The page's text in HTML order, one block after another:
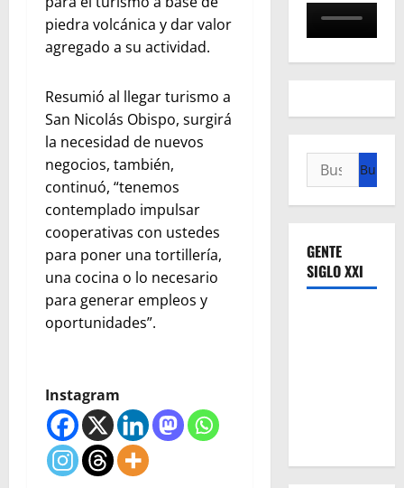
piedra volcánica y dar valor
agregado a su actividad.
Resumió al llegar turismo a
San Nicolás Obispo, surgirá
la necesidad de nuevos
negocios, también,
continuó, “tenemos
contemplado impulsar
cooperativas con ustedes
para poner una tortillería,
una cocina o lo necesario
para generar empleos y
oportunidades”.
Instagram
Buscar:
GENTE
SIGLO XXI